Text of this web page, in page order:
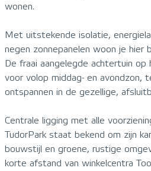
wonen.
Met uitstekende isolatie,
negen zonnepanelen woon je hier
De fraai aangelegde achtertuin
voor volop middag- en avondzon,
ontspannen in de gezellige,
Centrale ligging met alle
TudorPark staat bekend om zijn
bouwstijl en groene, rustige
korte afstand van winkelcentra